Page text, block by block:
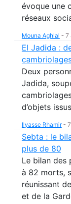
évoque une
réseaux
Mouna Aghlal - 7
El Jadida :
Deux
Jadida,
d’objets
Ilyasse Rhamir-
Sebta : le
plus de 80
Le bilan des
à 82 morts,
réunissant
et de la